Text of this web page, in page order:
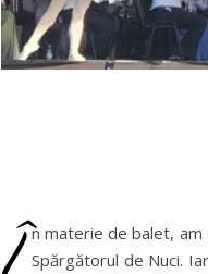
n materie de balet, am
Spărgătorul de Nuci.